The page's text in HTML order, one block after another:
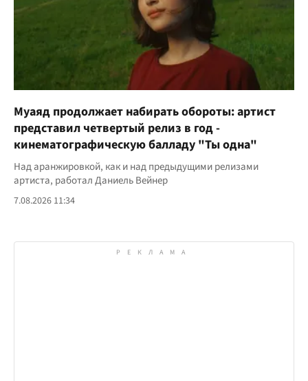
Муаяд продолжает набирать обороты: артист
представил четвертый релиз в год -
кинематографическую балладу "Ты одна"
Над аранжировкой, как и над предыдущими релизами
артиста, работал Даниель Вейнер
7.08.2026 11:34